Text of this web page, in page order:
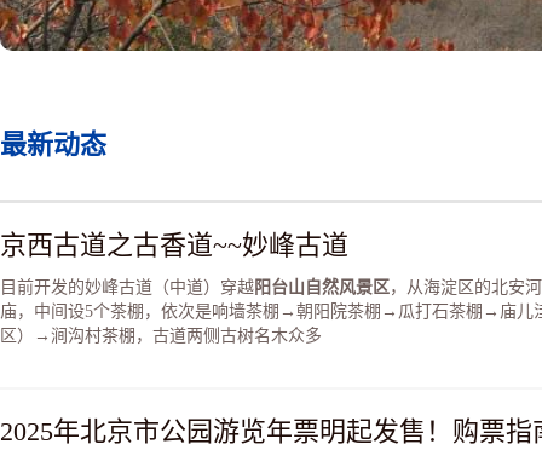
最新动态
京西古道之古香道~~妙峰古道
目前开发的妙峰古道（中道）穿越阳台山自然风景区，从海淀区的北安
庙，中间设5个茶棚，依次是响墙茶棚→朝阳院茶棚→瓜打石茶棚→庙儿
区）→涧沟村茶棚，古道两侧古树名木众多
2025年北京市公园游览年票明起发售！购票指